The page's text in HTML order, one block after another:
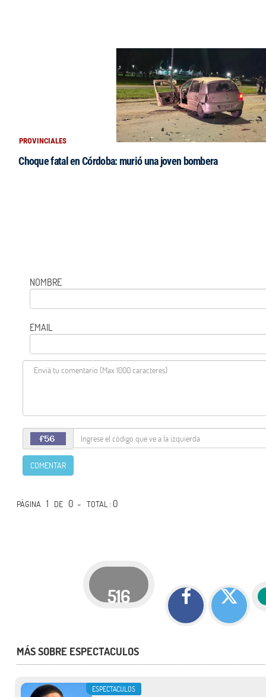
PROVINCIALES
Choque fatal en Córdoba: murió una joven bombera
NOMBRE
EMAIL
COMENTAR
PÁGINA 1 DE 0 -TOTAL: 0
516
MÁS SOBRE ESPECTACULOS
ESPECTACULOS